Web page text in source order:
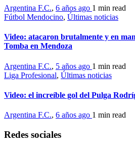
Argentina F.C., 6 años ago 1 min read
Fútbol Mendocino, Últimas noticias
Video: atacaron brutalmente y en
Tomba en Mendoza
Argentina F.C., 5 años ago 1 min read
Liga Profesional, Últimas noticias
Video: el increíble gol del Pulga
Argentina F.C., 6 años ago 1 min read
Redes sociales